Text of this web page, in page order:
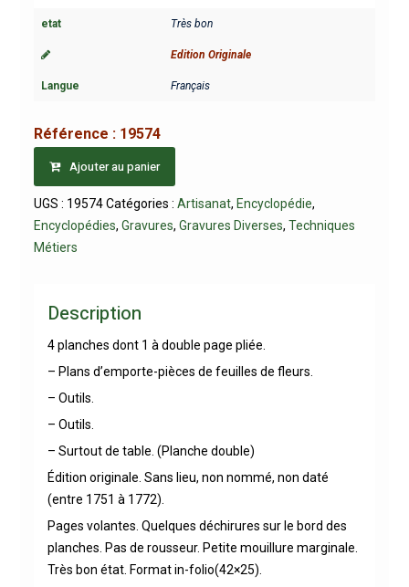
etat Très bon
Edition Originale
Langue Français
Référence : 19574
Ajouter au panier
UGS : 19574 Catégories : Artisanat, Encyclopédie,
Encyclopédies, Gravures, Gravures Diverses, Techniques
Métiers
Description
4 planches dont 1 à double page pliée.
– Plans d’emporte-pièces de feuilles de fleurs.
– Outils.
– Outils.
– Surtout de table. (Planche double)
Édition originale. Sans lieu, non nommé, non daté
(entre 1751 à 1772).
Pages volantes. Quelques déchirures sur le bord des
planches. Pas de rousseur. Petite mouillure marginale.
Très bon état. Format in-folio(42×25).